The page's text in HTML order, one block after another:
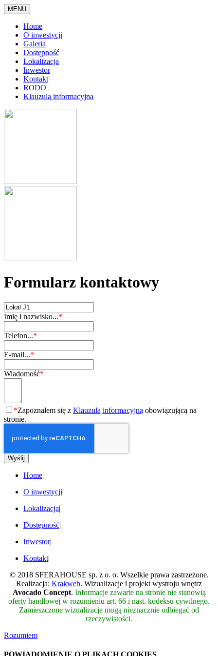
MENU
Home
O inwestycji
Galeria
Dostępność
Lokalizacja
Inwestor
Kontakt
RODO
Klauzula informacyjna
Formularz kontaktowy
Imię i nazwisko...*
Telefon...*
E-mail...*
Wiadomość*
*Zapoznałem się z Klauzulą informacyjną obowiązującą na
stronie.
Wyślij
Home|
O inwestycji|
Lokalizacja|
Dostępność|
Inwestor|
Kontakt|
© 2018 SFERAHOUSE sp. z o. o. Wszelkie prawa zastrzeżone.
Realizacja: Krakweb. Wizualizacje i projekt wystroju wnętrz
Avocado Concept. Informacje zawarte na stronie nie stanowią
oferty handlowej w rozumieniu art. 66 i nast. kodeksu cywilnego.
Zamieszczone wizualizacje mogą nieznacznie odbiegać od
rzeczywistości.
Rozumiem